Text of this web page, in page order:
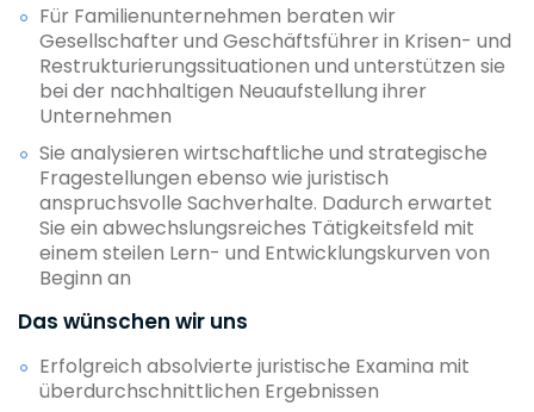
Für Familienunternehmen beraten wir
Gesellschafter und Geschäftsführer in Krisen- und
Restrukturierungssituationen und unterstützen sie
bei der nachhaltigen Neuaufstellung ihrer
Unternehmen
Sie analysieren wirtschaftliche und strategische
Fragestellungen ebenso wie juristisch
anspruchsvolle Sachverhalte. Dadurch erwartet
Sie ein abwechslungsreiches Tätigkeitsfeld mit
einem steilen Lern- und Entwicklungskurven von
Beginn an
Das wünschen wir uns
Erfolgreich absolvierte juristische Examina mit
überdurchschnittlichen Ergebnissen